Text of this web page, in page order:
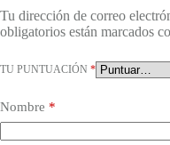
Tu dirección de correo
obligatorios están marcados
TU PUNTUACIÓN *
Nombre *